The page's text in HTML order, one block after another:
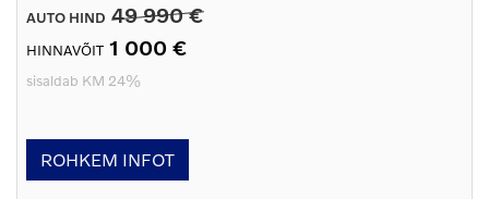
AUTO HIND 49 990 €
HINNAVÕIT 1 000 €
sisaldab KM 24%
ROHKEM INFOT